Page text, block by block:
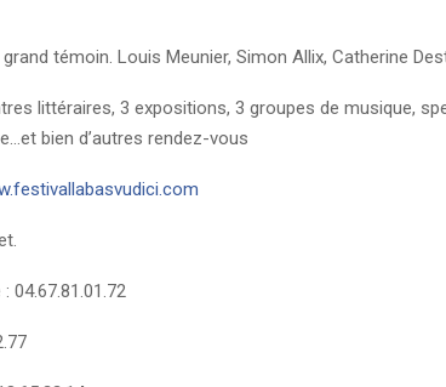
témoin. Louis Meunier, Simon Allix, Catherine
littéraires, 3 expositions, 3 groupes de musique,
bien d’autres rendez-vous
04.67.81.01.72